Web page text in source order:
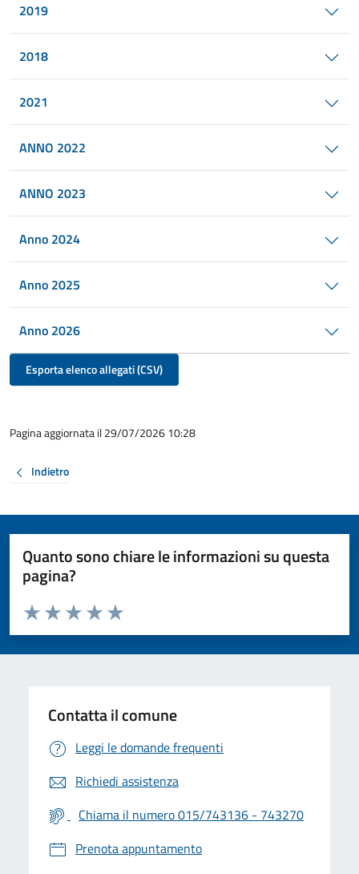
2019
2018
2021
ANNO 2022
ANNO 2023
Anno 2024
Anno 2025
Anno 2026
Esporta elenco allegati (CSV)
Pagina aggiornata il 29/07/2026 10:28
Indietro
Quanto sono chiare le informazioni su questa
pagina?
Valuta da 1 a 5 stelle la pagina
Valuta 5 stelle su 5
Valuta 4 stelle su 5
Valuta 3 stelle su 5
Valuta 2 stelle su 5
Valuta 1 stelle su 5
Contatta il comune
Leggi le domande frequenti
Richiedi assistenza
Chiama il numero 015/743136 - 743270
Prenota appuntamento